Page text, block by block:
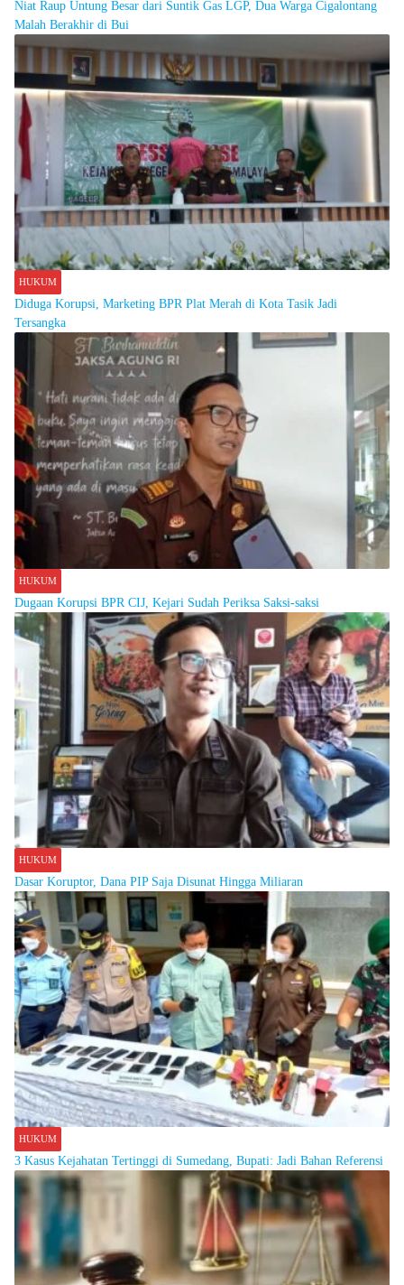
Niat Raup Untung Besar dari Suntik Gas LGP, Dua Warga Cigalontang
Malah Berakhir di Bui
HUKUM
Diduga Korupsi, Marketing BPR Plat Merah di Kota Tasik Jadi
Tersangka
HUKUM
Dugaan Korupsi BPR CIJ, Kejari Sudah Periksa Saksi-saksi
HUKUM
Dasar Koruptor, Dana PIP Saja Disunat Hingga Miliaran
HUKUM
3 Kasus Kejahatan Tertinggi di Sumedang, Bupati: Jadi Bahan Referensi